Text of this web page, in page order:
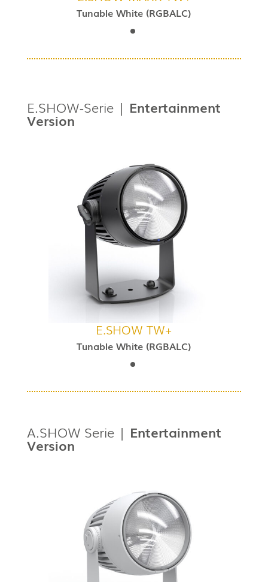
Tunable White (RGBALC)
E.SHOW-Serie | Entertainment
Version
E.SHOW TW+
Tunable White (RGBALC)
A.SHOW Serie | Entertainment
Version